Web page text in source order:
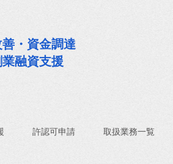
・資金調達
支援
許認可申請 取扱業務一覧